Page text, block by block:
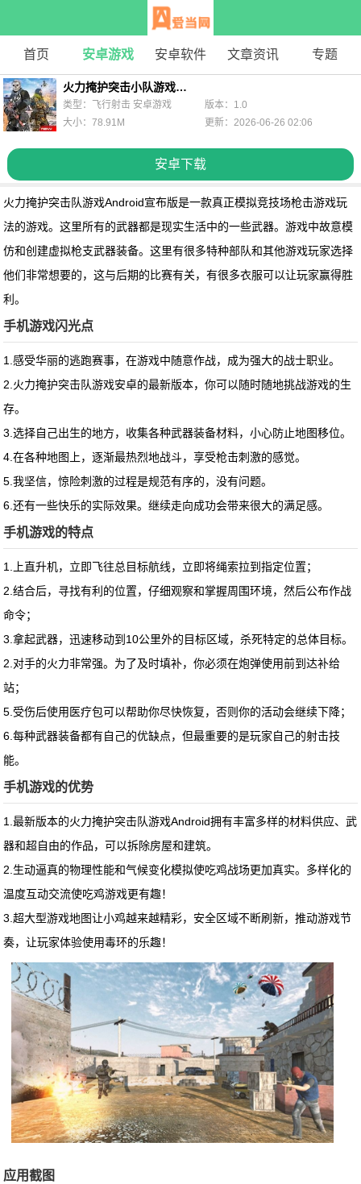
首页 安卓游戏 安卓软件 文章资讯 专题
火力掩护突击小队游戏安卓正式版
安卓下载
类型：飞行射击 安卓游戏
版本：1.0
大小：78.91M
更新：2026-06-26 02:06
火力掩护突击队游戏Android宣布版是一款真正模拟竞技场枪击游戏玩
法的游戏。这里所有的武器都是现实生活中的一些武器。游戏中故意模
仿和创建虚拟枪支武器装备。这里有很多特种部队和其他游戏玩家选择
他们非常想要的，这与后期的比赛有关，有很多衣服可以让玩家赢得胜
利。
手机游戏闪光点
1.感受华丽的逃跑赛事，在游戏中随意作战，成为强大的战士职业。
2.火力掩护突击队游戏安卓的最新版本，你可以随时随地挑战游戏的生
存。
3.选择自己出生的地方，收集各种武器装备材料，小心防止地图移位。
4.在各种地图上，逐渐最热烈地战斗，享受枪击刺激的感觉。
5.我坚信，惊险刺激的过程是规范有序的，没有问题。
6.还有一些快乐的实际效果。继续走向成功会带来很大的满足感。
手机游戏的特点
1.上直升机，立即飞往总目标航线，立即将绳索拉到指定位置；
2.结合后，寻找有利的位置，仔细观察和掌握周围环境，然后公布作战
命令；
3.拿起武器，迅速移动到10公里外的目标区域，杀死特定的总体目标。
2.对手的火力非常强。为了及时填补，你必须在炮弹使用前到达补给
站；
5.受伤后使用医疗包可以帮助你尽快恢复，否则你的活动会继续下降；
6.每种武器装备都有自己的优缺点，但最重要的是玩家自己的射击技
能。
手机游戏的优势
1.最新版本的火力掩护突击队游戏Android拥有丰富多样的材料供应、武
器和超自由的作品，可以拆除房屋和建筑。
2.生动逼真的物理性能和气候变化模拟使吃鸡战场更加真实。多样化的
温度互动交流使吃鸡游戏更有趣！
3.超大型游戏地图让小鸡越来越精彩，安全区域不断刷新，推动游戏节
奏，让玩家体验使用毒环的乐趣！
应用截图